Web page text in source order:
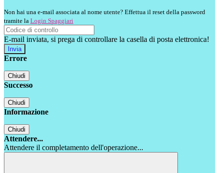
Non hai una e-mail associata al nome utente? Effettua il reset della password
tramite la Login Spaggiari
E-mail inviata, si prega di controllare la casella di posta elettronica!
Errore
Chiudi
Successo
Chiudi
Informazione
Chiudi
Attendere...
Attendere il completamento dell'operazione...